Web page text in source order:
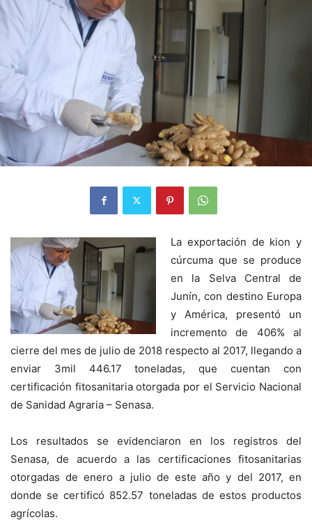
La exportación de kion y
cúrcuma que se produce
en la Selva Central de
Junín, con destino Europa
y América, presentó un
incremento de 406% al
cierre del mes de julio de 2018 respecto al 2017, llegando a
enviar 3mil 446.17 toneladas, que cuentan con
certificación fitosanitaria otorgada por el Servicio Nacional
de Sanidad Agraria – Senasa.
Los resultados se evidenciaron en los registros del
Senasa, de acuerdo a las certificaciones fitosanitarias
otorgadas de enero a julio de este año y del 2017, en
donde se certificó 852.57 toneladas de estos productos
agrícolas.